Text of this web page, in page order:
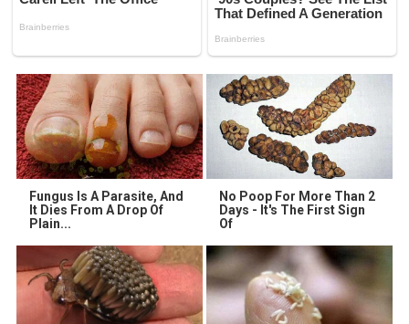
Fungus Is A Parasite, And
It Dies From A Drop Of
Plain...
No Poop For More Than 2
Days - It's The First Sign
Of